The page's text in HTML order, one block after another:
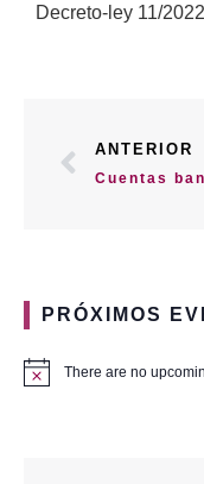
Decreto-ley 11/
ANTERIOR
PRÓXIMOS
There are no